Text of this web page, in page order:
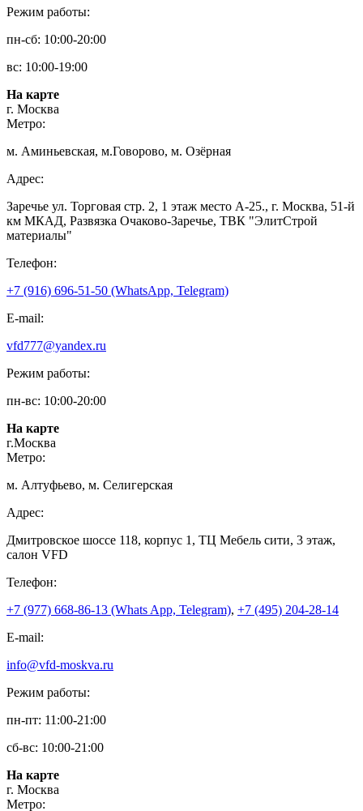
Режим работы:
пн-сб: 10:00-20:00
вс: 10:00-19:00
На карте
г. Москва
Метро:
м. Аминьевская, м.Говорово, м. Озёрная
Адрес:
Заречье ул. Торговая стр. 2, 1 этаж место A-25., г. Москва, 51-й
км МКАД, Развязка Очаково-Заречье, ТВК "ЭлитСтрой
материалы"
Телефон:
+7 (916) 696-51-50 (WhatsApp, Telegram)
E-mail:
vfd777@yandex.ru
Режим работы:
пн-вс: 10:00-20:00
На карте
г.Москва
Метро:
м. Алтуфьево, м. Селигерская
Адрес:
Дмитровское шоссе 118, корпус 1, ТЦ Мебель сити, 3 этаж,
салон VFD
Телефон:
+7 (977) 668-86-13 (Whats App, Telegram), +7 (495) 204-28-14
E-mail:
info@vfd-moskva.ru
Режим работы:
пн-пт: 11:00-21:00
сб-вс: 10:00-21:00
На карте
г. Москва
Метро: